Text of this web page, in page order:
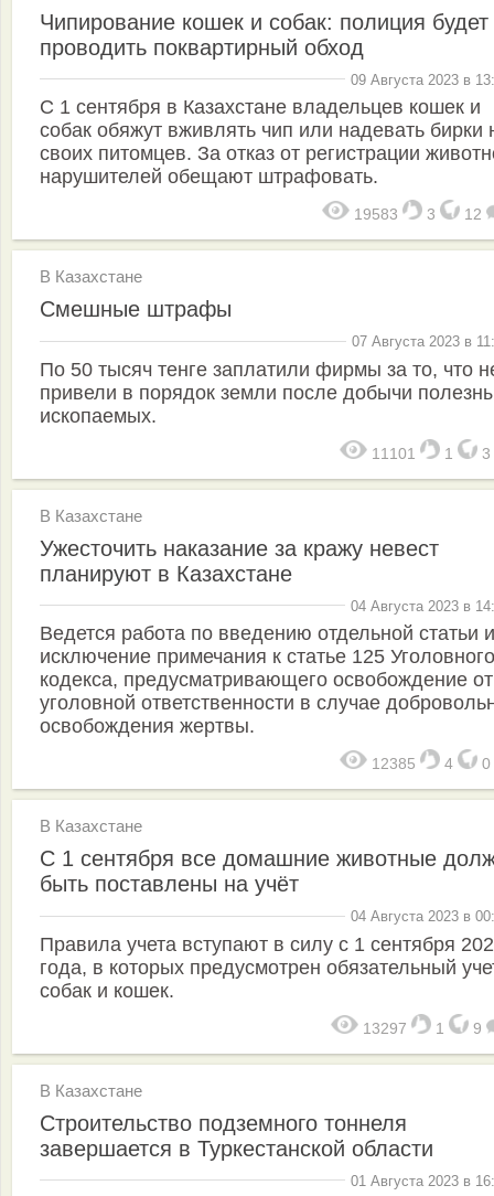
Чипирование кошек и собак: полиция будет
проводить поквартирный обход
09 Августа 2023 в
С 1 сентября в Казахстане владельцев кошек и
собак обяжут вживлять чип или надевать бирки
своих питомцев. За отказ от регистрации
нарушителей обещают штрафовать.
19583 3 12
В Казахстане
Смешные штрафы
07 Августа 2023 в
По 50 тысяч тенге заплатили фирмы за то, что
привели в порядок земли после добычи
ископаемых.
11101 1 3
В Казахстане
Ужесточить наказание за кражу невест
планируют в Казахстане
04 Августа 2023 в
Ведется работа по введению отдельной статьи и
исключение примечания к статье 125 Уголовного
кодекса, предусматривающего освобождение от
уголовной ответственности в случае
освобождения жертвы.
12385 4 0
В Казахстане
С 1 сентября все домашние животные
быть поставлены на учёт
04 Августа 2023 в
Правила учета вступают в силу с 1 сентября
года, в которых предусмотрен обязательный
собак и кошек.
13297 1 9
В Казахстане
Строительство подземного тоннеля
завершается в Туркестанской области
01 Августа 2023 в